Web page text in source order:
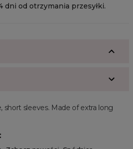
dni od otrzymania przesyłki.
short sleeves. Made of extra long